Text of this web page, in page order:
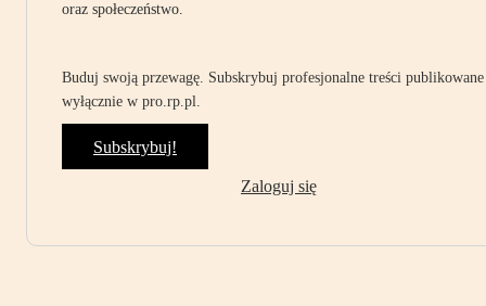
oraz społeczeństwo.
Buduj swoją przewagę. Subskrybuj profesjonalne treści publikowane
wyłącznie w pro.rp.pl.
Subskrybuj!
Zaloguj się